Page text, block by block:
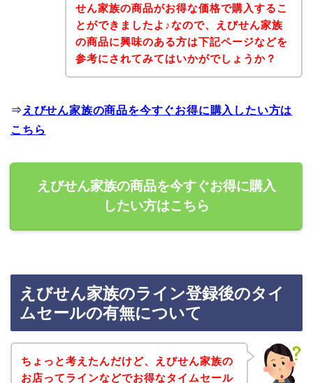
せん家族の商品がお得な価格で購入するこ
とができましたよ♪なので、えびせん家族
の商品に興味のある方は下記ページなどを
参考にされてみてはいかがでしょうか？
⇒ えびせん家族の商品を今すぐお得に購入したい方は
こちら
えびせん家族の商品を今すぐお得に購入
したい方はこちら
えびせん家族のライン登録後のタイ
ムセールの有無について
ちょっと考えたんだけど、えびせん家族の
お店ってラインなどでお得なタイムセール